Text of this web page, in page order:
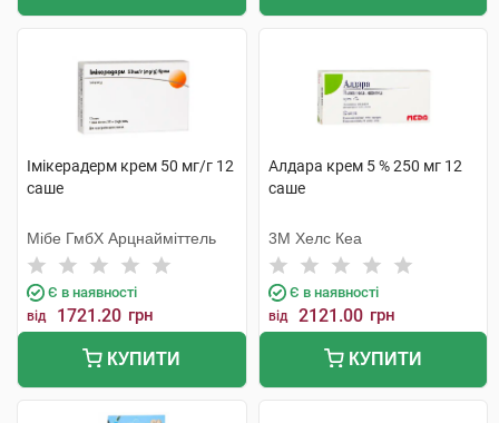
Імікерадерм крем 50 мг/г 12
саше
Мібе ГмбХ Арцнайміттель
Є в наявності
від 1721.20 грн
КУПИТИ
Алдара крем 5 % 250 мг 12
саше
3М Хелс Кеа
Є в наявності
від 2121.00 грн
КУПИТИ